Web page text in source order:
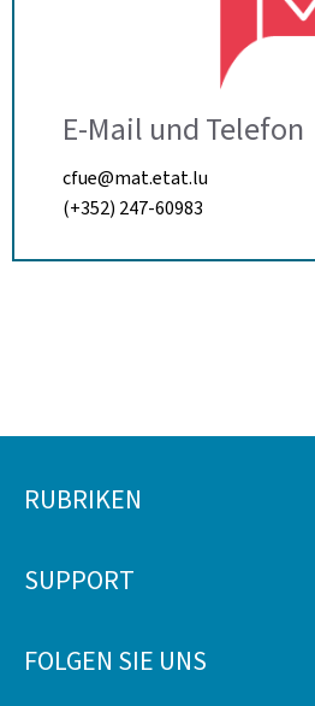
E-Mail und Telefon
cfue@mat.etat.lu
(+352) 247-60983
Footer
RUBRIKEN
SUPPORT
FOLGEN SIE UNS